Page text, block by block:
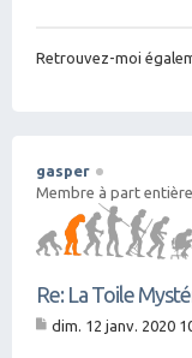
Retrouvez-moi
gasper
Membre à part
Re: La Toile
dim. 12 janv. 2020